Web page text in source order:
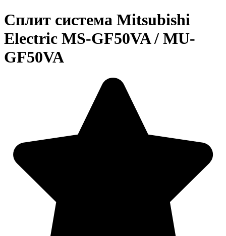
Сплит система Mitsubishi
Electric MS-GF50VA / MU-
GF50VA